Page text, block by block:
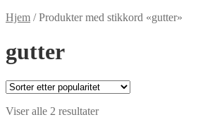
Hjem /Produkter med stikkord «gutter»
gutter
Viser alle 2 resultaterSortert